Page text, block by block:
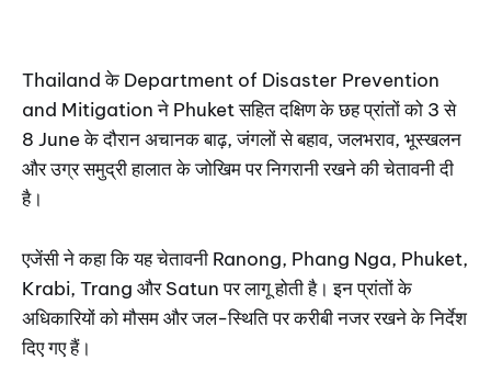
Thailand के Department of Disaster Prevention
and Mitigation ने Phuket सहित दक्षिण के छह प्रांतों को 3 से
8 June के दौरान अचानक बाढ़, जंगलों से बहाव, जलभराव, भूस्खलन
और उग्र समुद्री हालात के जोखिम पर निगरानी रखने की चेतावनी दी
है।
एजेंसी ने कहा कि यह चेतावनी Ranong, Phang Nga, Phuket,
Krabi, Trang और Satun पर लागू होती है। इन प्रांतों के
अधिकारियों को मौसम और जल-स्थिति पर करीबी नजर रखने के निर्देश
दिए गए हैं।